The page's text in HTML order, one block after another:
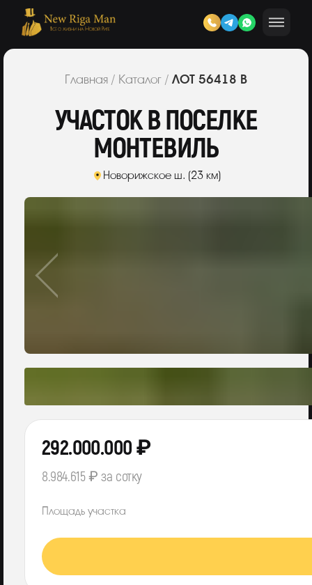
Главная / Каталог / ЛОТ 56418 В
УЧАСТОК В ПОСЕЛКЕ
МОНТЕВИЛЬ
Новорижское ш. (23 км)
292.000.000 ₽
8.984.615 ₽ за сотку
Площадь участка